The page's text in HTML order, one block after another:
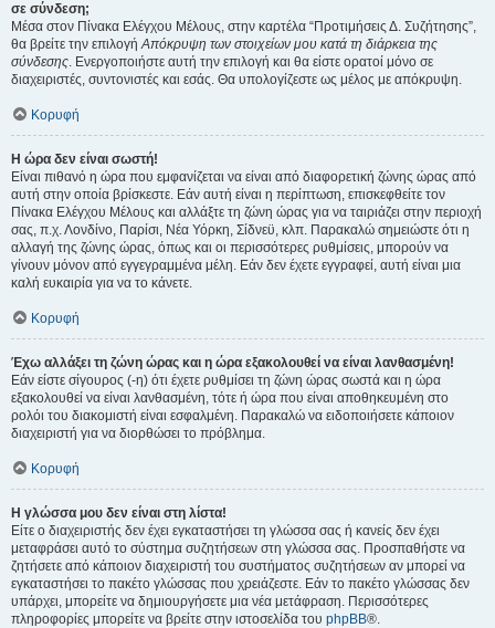
σε σύνδεση;
Μέσα στον Πίνακα Ελέγχου Μέλους, στην καρτέλα “Προτιμήσεις Δ. Συζήτησης”,
θα βρείτε την επιλογήΑπόκρυψη των στοιχείων μου κατά τη διάρκεια της
σύνδεσης. Ενεργοποιήστε αυτή την επιλογή και θα είστε ορατοί μόνο σε
διαχειριστές, συντονιστές και εσάς. Θα υπολογίζεστε ως μέλος με απόκρυψη.
Κορυφή
Η ώρα δεν είναι σωστή!
Είναι πιθανό η ώρα που εμφανίζεται να είναι από διαφορετική ζώνης ώρας από
αυτή στην οποία βρίσκεστε. Εάν αυτή είναι η περίπτωση, επισκεφθείτε τον
Πίνακα Ελέγχου Μέλους και αλλάξτε τη ζώνη ώρας για να ταιριάζει στην περιοχή
σας, π.χ. Λονδίνο, Παρίσι, Νέα Υόρκη, Σίδνεϋ, κλπ. Παρακαλώ σημειώστε ότι η
αλλαγή της ζώνης ώρας, όπως και οι περισσότερες ρυθμίσεις, μπορούν να
γίνουν μόνον από εγγεγραμμένα μέλη. Εάν δεν έχετε εγγραφεί, αυτή είναι μια
καλή ευκαιρία για να το κάνετε.
Κορυφή
Έχω αλλάξει τη ζώνη ώρας και η ώρα εξακολουθεί να είναι λανθασμένη!
Εάν είστε σίγουρος (-η) ότι έχετε ρυθμίσει τη ζώνη ώρας σωστά και η ώρα
εξακολουθεί να είναι λανθασμένη, τότε ή ώρα που είναι αποθηκευμένη στο
ρολόι του διακομιστή είναι εσφαλμένη. Παρακαλώ να ειδοποιήσετε κάποιον
διαχειριστή για να διορθώσει το πρόβλημα.
Κορυφή
Η γλώσσα μου δεν είναι στη λίστα!
Είτε ο διαχειριστής δεν έχει εγκαταστήσει τη γλώσσα σας ή κανείς δεν έχει
μεταφράσει αυτό το σύστημα συζητήσεων στη γλώσσα σας. Προσπαθήστε να
ζητήσετε από κάποιον διαχειριστή του συστήματος συζητήσεων αν μπορεί να
εγκαταστήσει το πακέτο γλώσσας που χρειάζεστε. Εάν το πακέτο γλώσσας δεν
υπάρχει, μπορείτε να δημιουργήσετε μια νέα μετάφραση. Περισσότερες
πληροφορίες μπορείτε να βρείτε στην ιστοσελίδα του phpBB®.